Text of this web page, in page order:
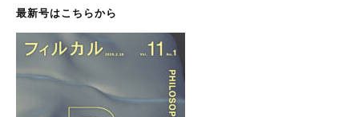
シ
ョ
ン
最新号はこちらから